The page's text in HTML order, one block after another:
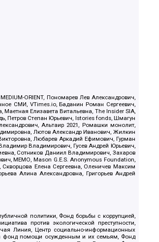
ORIENT, Пономарев Лев Александрович,
СМИ, VTimes.io, Баданин Роман Сергеевич,
Елизавета Витальевна, The Insider SIA,
Петров Степан Юрьевич, Istories fonds, Шмагун
Альтаир 2021, Ромашки монолит,
Лютов Александр Иванович, Жилкин
Любарев Аркадий Ефимович, Гурман
Владимирович, Гусев Андрей Юрьевич,
Сотников Даниил Владимирович, Захаров
МЕМО, Mason G.E.S. Anonymous Foundation,
Елена Сергеевна, Оленичев Максим
Алина Александровна, Григорьев Андрей
политики, Фонд борьбы с коррупцией,
против экологической преступности,
Линия, Центр социально-информационных
фонд помощи осужденным и их семьям, Фонд